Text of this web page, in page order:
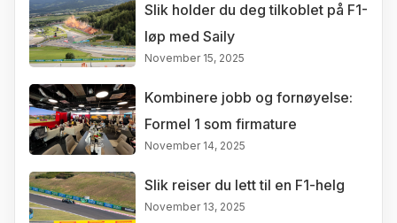
Slik holder du deg tilkoblet på F1-
løp med Saily
November 15, 2025
Kombinere jobb og fornøyelse:
Formel 1 som firmature
November 14, 2025
Slik reiser du lett til en F1-helg
November 13, 2025